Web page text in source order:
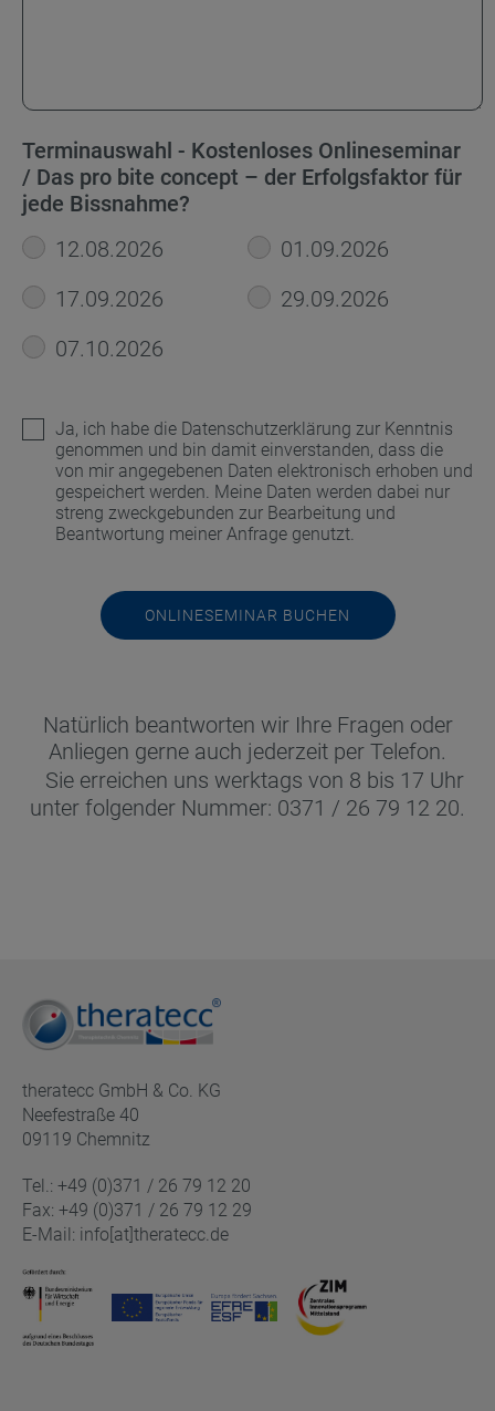
Terminauswahl - Kostenloses Onlineseminar
/ Das pro bite concept – der Erfolgsfaktor für
jede Bissnahme?
12.08.2026
01.09.2026
17.09.2026
29.09.2026
07.10.2026
Ja, ich habe die Datenschutzerklärung zur Kenntnis
genommen und bin damit einverstanden, dass die
von mir angegebenen Daten elektronisch erhoben und
gespeichert werden. Meine Daten werden dabei nur
streng zweckgebunden zur Bearbeitung und
Beantwortung meiner Anfrage genutzt.
Natürlich beantworten wir Ihre Fragen oder
Anliegen gerne auch jederzeit per Telefon.
Sie erreichen uns werktags von 8 bis 17 Uhr
unter folgender Nummer: 0371 / 26 79 12 20.
theratecc GmbH & Co. KG
Neefestraße 40
09119 Chemnitz
Tel.: +49 (0)371 / 26 79 12 20
Fax: +49 (0)371 / 26 79 12 29
E-Mail: info[at]theratecc.de